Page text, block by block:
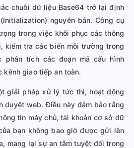
chuỗi dữ liệu Base64 trở lại định
nguyên bản. Công cụ
trong việc khôi phục các thông
kiểm tra các biến môi trường trong
phân tích các đoạn mã cấu hình
giao tiếp an toàn.
giải pháp xử lý tức thì, hoạt động
duyệt web. Điều này đảm bảo rằng
tin máy chủ, tài khoản cơ sở dữ
bạn không bao giờ được gửi lên
mang lại sự an tâm tuyệt đối trong